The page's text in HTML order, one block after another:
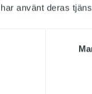
använt deras